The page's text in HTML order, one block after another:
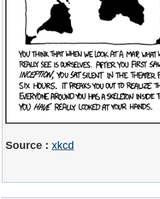
Source : xkcd